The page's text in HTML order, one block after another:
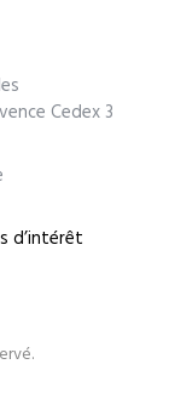
Cedex 3
d’intérêt